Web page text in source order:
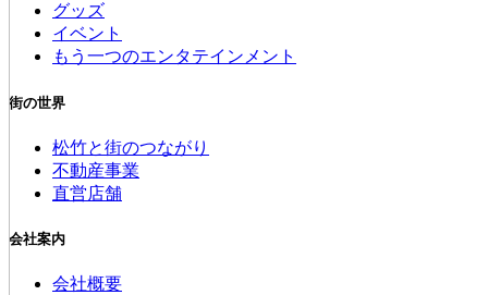
グッズ
イベント
もう一つのエンタテインメント
街の世界
松竹と街のつながり
不動産事業
直営店舗
会社案内
会社概要